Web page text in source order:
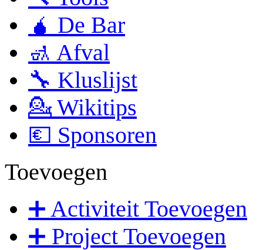
🧉 De Bar
🚮 Afval
🔧 Kluslijst
💁 Wikitips
💶 Sponsoren
Toevoegen
➕ Activiteit Toevoegen
➕ Project Toevoegen